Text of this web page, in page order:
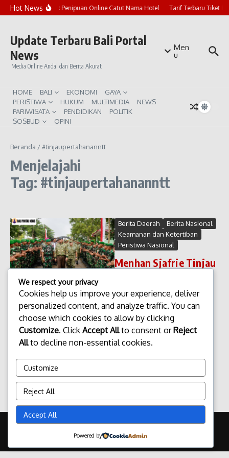
Lewati ke konten
Hot NewsMarak Penipuan Online Catut Nama Hotel Tarif Terbaru Tiket
Update Terbaru Bali Portal
News
Media Online Andal dan Berita Akurat
Men
u
HOME BALI EKONOMI
GAYA
PERISTIWA
HUKUM MULTIMEDIA
NEWS
PARIWISATA
PENDIDIKAN
POLITIK
SOSBUD
OPINI
Beranda /#tinjaupertahananntt
Menjelajahi
Tag: #tinjaupertahananntt
Berita Daerah
Berita Nasional
Keamanan dan Ketertiban
Peristiwa Nasional
Menhan Sjafrie Tinjau
Menhan Sjafrie Tinjau
Pertahanan di NTT Menteri
Pertahanan Sjafrie melakukan
kunjungan kerja ke Provinsi
Nusa Tenggara Timur (NTT)
untuk meninjau langsung
admin Januari 28, 2026
Majalah Berita X
We respect your privacy
Cookies help us improve your experience, deliver
personalized content, and analyze traffic. You can
choose which cookies to allow by clicking
Customize. Click Accept Allto consent orReject
Allto decline non-essential cookies.
Customize
Reject All
Accept All
Powered by